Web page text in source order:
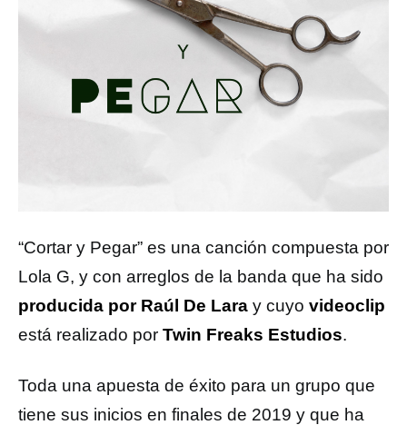
“Cortar y Pegar” es una canción compuesta por
Lola G, y con arreglos de la banda que ha sido
producida por Raúl De Lara y cuyo videoclip
está realizado por Twin Freaks Estudios.
Toda una apuesta de éxito para un grupo que
tiene sus inicios en finales de 2019 y que ha